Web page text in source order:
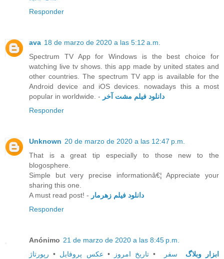
Responder
ava 18 de marzo de 2020 a las 5:12 a.m.
Spectrum TV App for Windows is the best choice for
watching live tv shows. this app made by united states and
other countries. The spectrum TV app is available for the
Android device and iOS devices. nowadays this a most
popular in worldwide. - دانلود فیلم مشت آخر
Responder
Unknown 20 de marzo de 2020 a las 12:47 p.m.
That is a great tip especially to those new to the
blogosphere.
Simple but very precise informationâ€¦ Appreciate your
sharing this one.
A must read post! - دانلود فیلم زهرمار
Responder
Anónimo 21 de marzo de 2020 a las 8:45 p.m.
ابزار وبلاگ
سفر • تاریخ امروز • عکس پروفایل • رپورتاژ